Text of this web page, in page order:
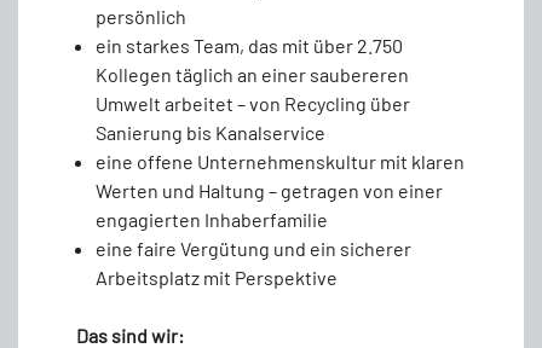
persönlich
ein starkes Team, das mit über 2.750
Kollegen täglich an einer saubereren
Umwelt arbeitet – von Recycling über
Sanierung bis Kanalservice
eine offene Unternehmenskultur mit klaren
Werten und Haltung – getragen von einer
engagierten Inhaberfamilie
eine faire Vergütung und ein sicherer
Arbeitsplatz mit Perspektive
Das sind wir: